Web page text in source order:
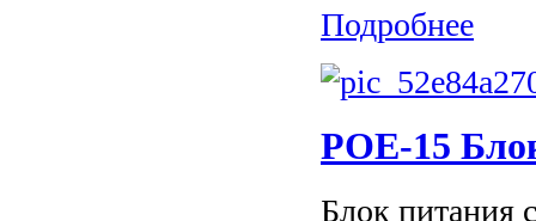
Подробнее
POE-15
Блок питания